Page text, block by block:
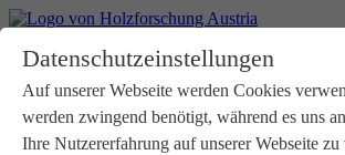
Datenschutzeinstellungen
Auf unserer Webseite werden Cookies
werden zwingend benötigt, während es uns
Ihre Nutzererfahrung auf unserer Webseite zu
Aktuelles
Downloads
Kontakt
Login